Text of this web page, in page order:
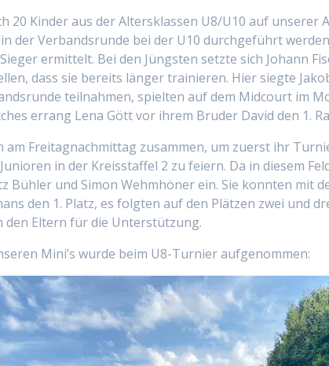
20 Kinder aus der Altersklassen U8/U10 auf
der Verbandsrunde bei der U10 durchgeführt
ermittelt. Bei den Jüngsten setzte sich Johann
dass sie bereits länger trainieren. Hier siegte
teilnahmen, spielten auf dem Midcourt im
errang Lena Gött vor ihrem Bruder David den 1.
am Freitagnachmittag zusammen, um zuerst ihr
in der Kreisstaffel 2 zu feiern. Da in diesem
Bühler und Simon Wehmhöner ein. Sie konnten mit
den 1. Platz, es folgten auf den Plätzen zwei und
den Eltern für die Unterstützung.
Mini’s wurde beim U8-Turnier aufgenommen: